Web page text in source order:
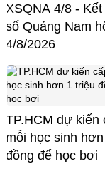
XSQNA 4/8 -
số Quảng Nam
4/8/2026
TP.HCM dự kiến
mỗi học sinh
đồng để học bơi